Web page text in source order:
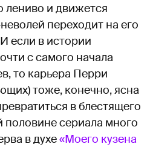
лениво и движется
переходит на его
если в истории
с самого начала
то карьера Перри
тоже, конечно, ясна
в блестящего
половине сериала много
в духе«Моего кузена